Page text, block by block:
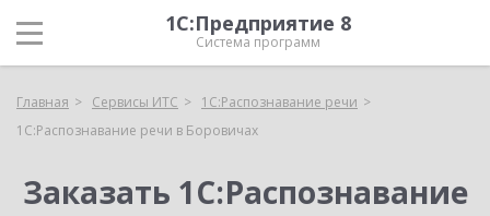
1С:Предприятие 8
Система программ
Главная Сервисы ИТС
1С:Распознавание речи
1С:Распознавание речи в Боровичах
Заказать 1С:Распознавание